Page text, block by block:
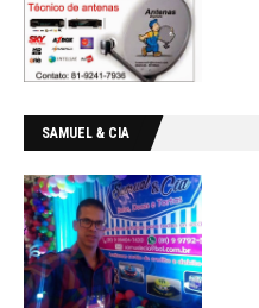
SAMUEL & CIA